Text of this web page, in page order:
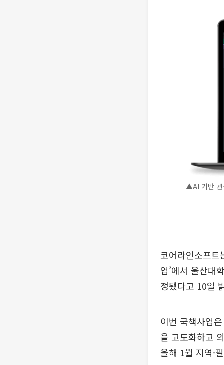
▲AI 기반 관
코어라인소프트
업’에서 울산대
정됐다고 10일
이번 국책사업
을 고도화하고
올해 1월 지역·